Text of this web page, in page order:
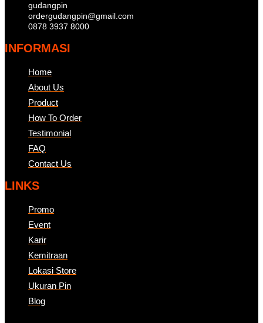
gudangpin
ordergudangpin@gmail.com
0878 3937 8000
INFORMASI
Home
About Us
Product
How To Order
Testimonial
FAQ
Contact Us
LINKS
Promo
Event
Karir
Kemitraan
Lokasi Store
Ukuran Pin
Blog